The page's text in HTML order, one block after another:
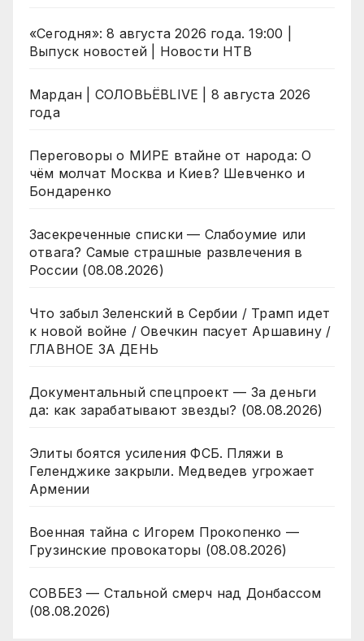
«Сегодня»: 8 августа 2026 года. 19:00 |
Выпуск новостей | Новости НТВ
Мардан | СОЛОВЬЁВLIVE | 8 августа 2026
года
Переговоры о МИРЕ втайне от народа: О
чём молчат Москва и Киев? Шевченко и
Бондаренко
Засекреченные списки — Слабоумие или
отвага? Самые страшные развлечения в
России (08.08.2026)
Что забыл Зеленский в Сербии / Трамп идет
к новой войне / Овечкин пасует Аршавину /
ГЛАВНОЕ ЗА ДЕНЬ
Документальный спецпроект — За деньги
да: как зарабатывают звезды? (08.08.2026)
Элиты боятся усиления ФСБ. Пляжи в
Геленджике закрыли. Медведев угрожает
Армении
Военная тайна с Игорем Прокопенко —
Грузинские провокаторы (08.08.2026)
СОВБЕЗ — Стальной смерч над Донбассом
(08.08.2026)